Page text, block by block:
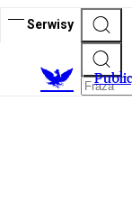
Serwisy